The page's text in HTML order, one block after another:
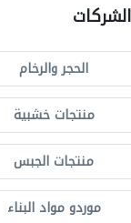
الحجر والرخام
منتجات خشبية
منتجات الجبس
موردو مواد البناء